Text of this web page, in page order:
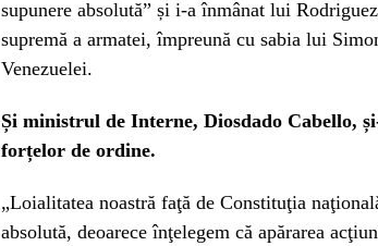
supunere absolută” și i-a înmânat lui
supremă a armatei, împreună cu sabia lui
Venezuelei.
Și ministrul de Interne, Diosdado Cabello,
forțelor de ordine.
„Loialitatea noastră faţă de Constituţia
absolută, deoarece înţelegem că apărarea